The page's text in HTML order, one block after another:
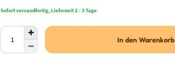
Sofort versandfertig, Lieferzeit 2 - 3 Tage
In den Warenkorb